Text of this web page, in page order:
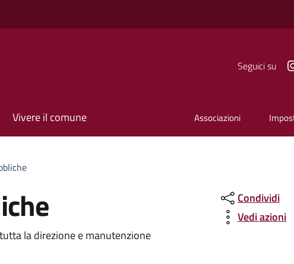
Seguici su
Vivere il comune Associazioni
la direzione e manutenzione
Condividi
Vedi azioni